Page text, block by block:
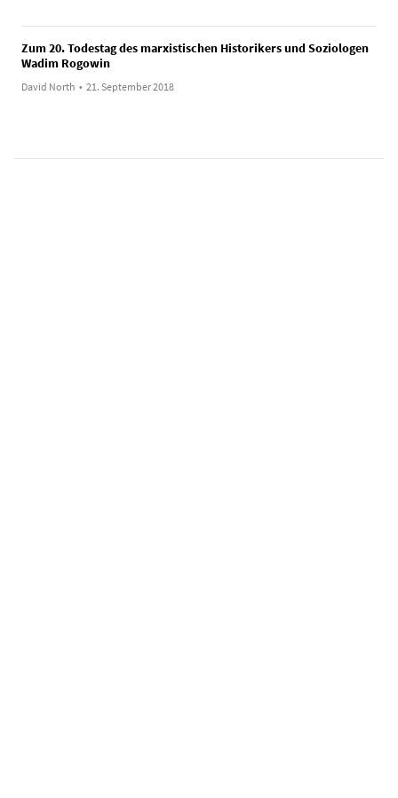
Zum 20. Todestag des marxistischen Historikers und Soziologen
Wadim Rogowin
David North • 21. September 2018